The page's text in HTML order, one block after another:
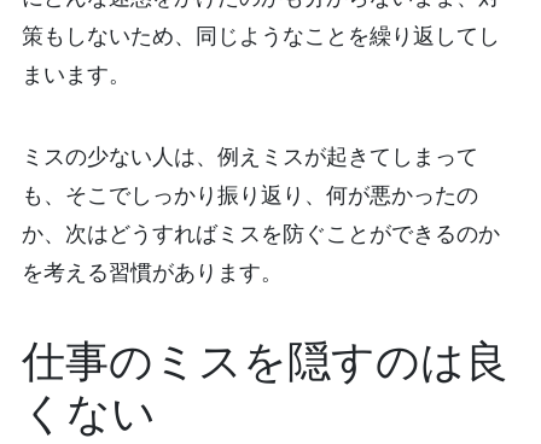
策もしないため、同じようなことを繰り返してし
まいます。
ミスの少ない人は、例えミスが起きてしまって
も、そこでしっかり振り返り、何が悪かったの
か、次はどうすればミスを防ぐことができるのか
を考える習慣があります。
仕事のミスを隠すのは良
くない